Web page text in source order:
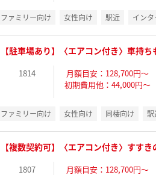
ファミリー向け 女性向け 駅近 イン
【駐車場あり】〈エアコン付き〉車持
1814
月額目安：128,700円～
初期費用他：44,000円～
ファミリー向け 女性向け 同棲向け 駅
【複数契約可】〈エアコン付き〉すす
1807 月額目安：128,700円～